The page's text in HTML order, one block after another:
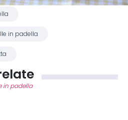
in padella
in padella